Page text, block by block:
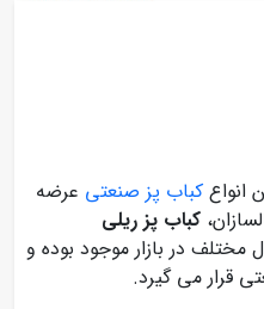
انواع کباب پز صنعتی عرضه
کباب پز ریلی
در بازار موجود بوده و
قرار می گیرد.